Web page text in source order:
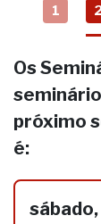
1
Os
próximo
é: